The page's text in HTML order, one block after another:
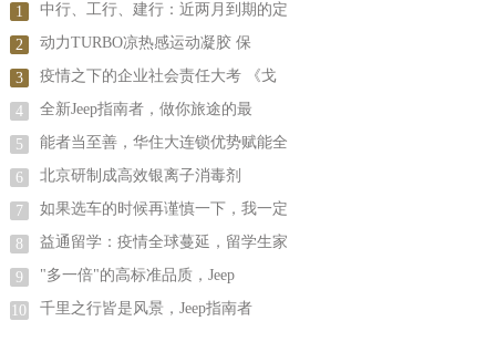
1 中行、工行、建行：近两月到期的定
2 动力TURBO凉热感运动凝胶 保
3 疫情之下的企业社会责任大考 《戈
4 全新Jeep指南者，做你旅途的最
5 能者当至善，华住大连锁优势赋能全
6 北京研制成高效银离子消毒剂
7 如果选车的时候再谨慎一下，我一定
8 益通留学：疫情全球蔓延，留学生家
9 "多一倍"的高标准品质，Jeep
10 千里之行皆是风景，Jeep指南者